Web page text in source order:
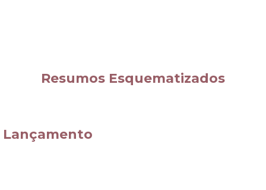
Resumos Esquematizados
Lançamento